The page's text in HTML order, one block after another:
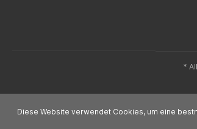
*
Diese Website verwendet Cookies, um eine